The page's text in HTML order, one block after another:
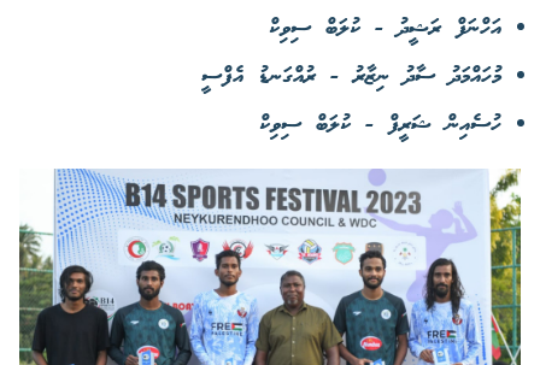
އަހްނަފް ރަޝީދު - ކުލަބް ސިވިކް
މުހައްމަދު ސާދު ނިޒާރު - ރުއްގަނޑު އެފްސީ
ހުސެއިން ޝަރީފް - ކުލަބް ސިވިކް